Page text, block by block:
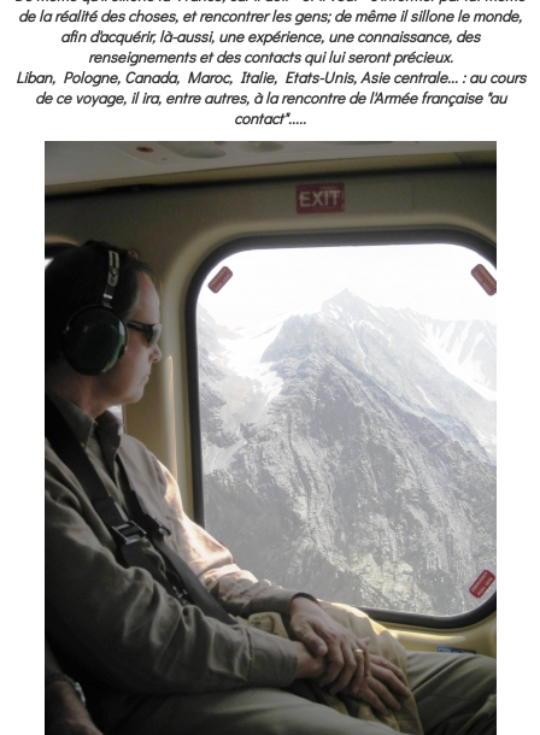
de la réalité des choses, et rencontrer les gens; de même il sillone le monde,
afin d'acquérir, là-aussi, une expérience, une connaissance, des
renseignements et des contacts qui lui seront précieux.
Liban, Pologne, Canada, Maroc, Italie, Etats-Unis, Asie centrale... : au cours
de ce voyage, il ira, entre autres, à la rencontre de l'Armée française "au
contact".....